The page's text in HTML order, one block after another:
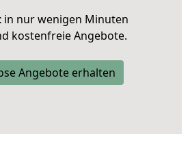
in nur wenigen Minuten
kostenfreie Angebote.
Angebote erhalten